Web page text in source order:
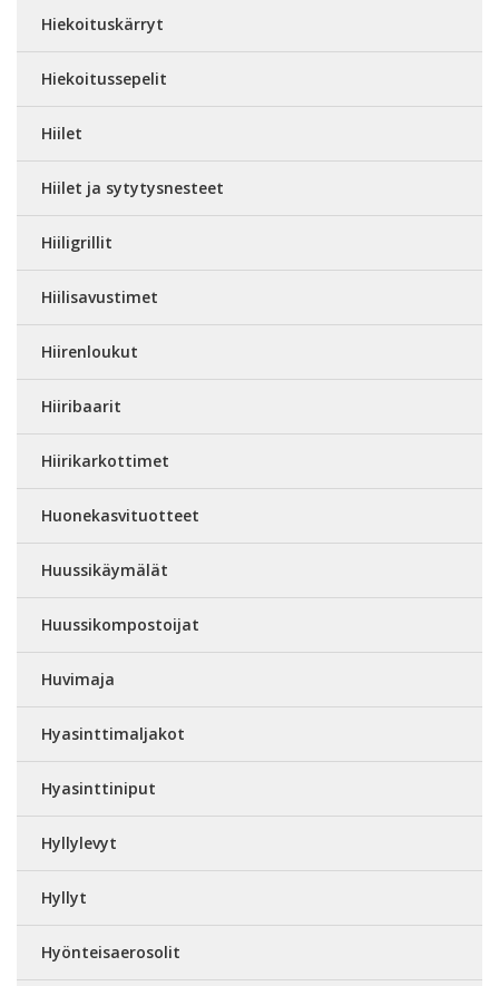
Hiekoituskärryt
Hiekoitussepelit
Hiilet
Hiilet ja sytytysnesteet
Hiiligrillit
Hiilisavustimet
Hiirenloukut
Hiiribaarit
Hiirikarkottimet
Huonekasvituotteet
Huussikäymälät
Huussikompostoijat
Huvimaja
Hyasinttimaljakot
Hyasinttiniput
Hyllylevyt
Hyllyt
Hyönteisaerosolit